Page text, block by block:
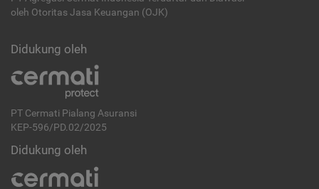
oleh Otoritas Jasa Keuangan (OJK)
Didukung oleh
PT Cermati Pialang Asuransi
KEP-596/PD.02/2025
Didukung oleh